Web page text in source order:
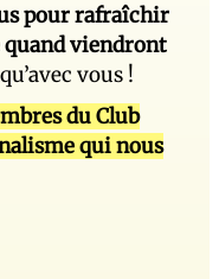
pour rafraîchir
quand viendront
vous !
du Club
qui nous